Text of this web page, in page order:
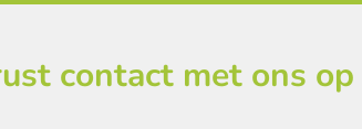
contact met ons op